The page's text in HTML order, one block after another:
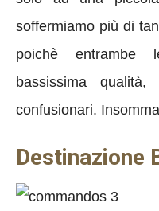
soffermiamo più di
poichè entrambe
bassissima
confusionari.
Destinazione